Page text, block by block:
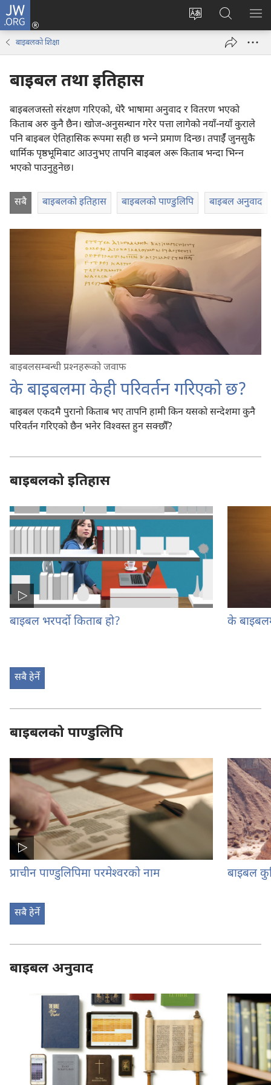
JW.ORG
वेब
प्रवेश
(ब्राउजरको
JW.ORG
मा
खोज्नुहोस्‌
मेनु
बाइबलको शिक्षा
बाइबल तथा इतिहास
बाइबलजस्तो संरक्षण गरिएको, धेरै भाषामा अनुवाद र वितरण भएको
किताब अरु कुनै छैन। खोज-अनुसन्धान गरेर पत्ता लागेको नयाँ-नयाँ कुराले
पनि बाइबल ऐतिहासिक रूपमा सही छ भन्‍ने प्रमाण दिन्छ। तपाईँ जुनसुकै
धार्मिक पृष्ठभूमिबाट आउनुभए तापनि बाइबल अरू किताब भन्दा भिन्‍न
भएको पाउनुहुनेछ।
सबै बाइबलको इतिहास बाइबलको पाण्डुलिपि बाइबल अनुवाद
बाइबलसम्बन्धी प्रश्‍नहरूको जवाफ
के बाइबलमा केही परिवर्तन गरिएको छ?
बाइबल एकदमै पुरानो किताब भए तापनि हामी किन यसको सन्देशमा कुनै
परिवर्तन गरिएको छैन भनेर विश्‍वस्त हुन सक्छौँ?
बाइबलको इतिहास
बाइबल भरपर्दो किताब हो? के
सबै हेर्ने
बाइबलको पाण्डुलिपि
प्राचीन पाण्डुलिपिमा परमेश्‍वरको नाम बाइबल
सबै हेर्ने
बाइबल अनुवाद